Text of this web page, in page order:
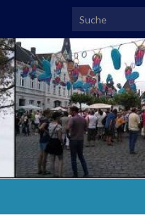
Search for: